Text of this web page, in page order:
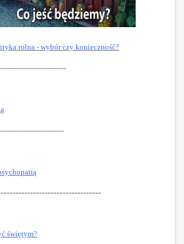
rolna - wybór czy konieczność?
świętym?